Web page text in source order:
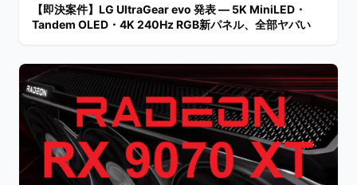
【即決案件】LG UltraGear evo 発表 — 5K MiniLED・
Tandem OLED・4K 240Hz RGB新パネル、全部ヤバい